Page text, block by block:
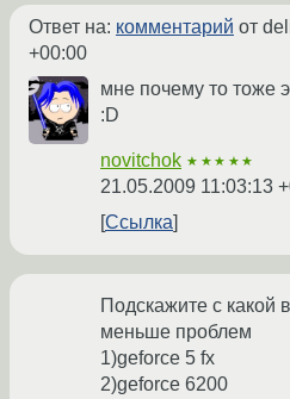
Ответ на: комментарий от
+00:00
мне почему то тоже
:D
novitchok ★★★★★
21.05.2009 11:03:13
Ссылка
Подскажите с какой
меньше проблем
1)geforce 5 fx
2)geforce 6200